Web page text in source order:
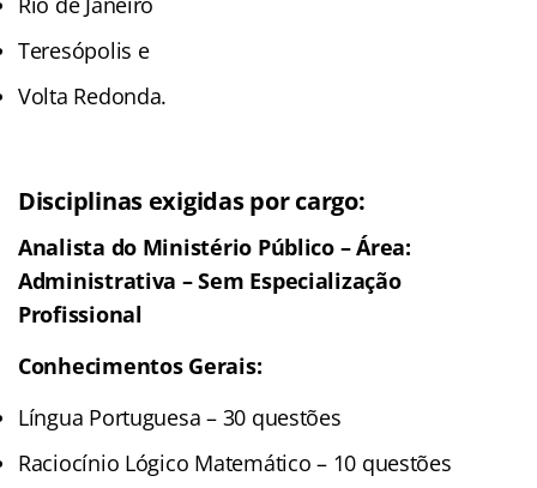
Teresópolis e
Volta Redonda.
Disciplinas exigidas por cargo:
Analista do Ministério Público – Área:
Administrativa – Sem Especialização
Profissional
Conhecimentos Gerais:
Língua Portuguesa – 30 questões
Raciocínio Lógico Matemático – 10 questões